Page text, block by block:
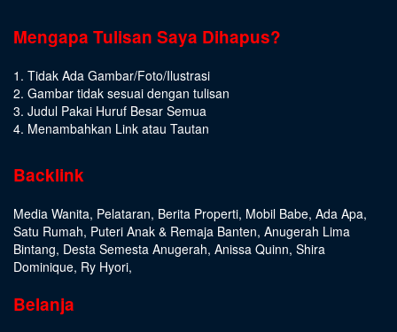
Mengapa Tulisan Saya Dihapus?
1. Tidak Ada Gambar/Foto/Ilustrasi
2. Gambar tidak sesuai dengan tulisan
3. Judul Pakai Huruf Besar Semua
4. Menambahkan Link atau Tautan
Backlink
Media Wanita, Pelataran, Berita Properti, Mobil Babe, Ada Apa,
Satu Rumah, Puteri Anak & Remaja Banten, Anugerah Lima
Bintang, Desta Semesta Anugerah, Anissa Quinn, Shira
Dominique, Ry Hyori,
Belanja